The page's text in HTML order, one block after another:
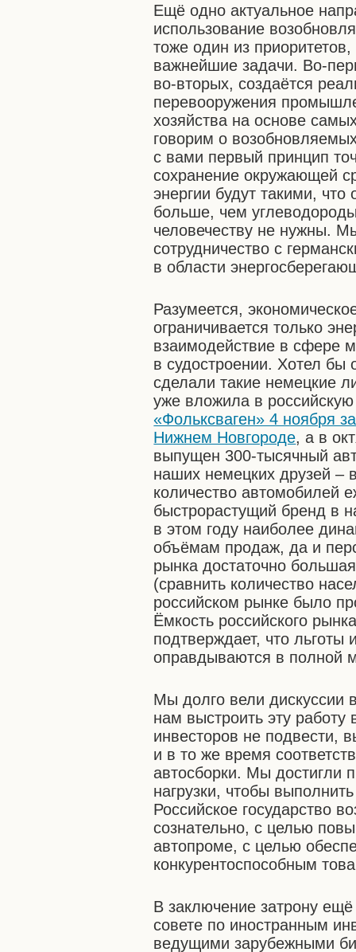
Ещё одно актуальное
использование
тоже один из
важнейшие задачи. Во-
во-вторых, создаётся
перевооружения
хозяйства на основе
говорим о
с вами первый принцип
сохранение окружающей
энергии будут такими,
больше, чем
человечеству не нужны.
сотрудничество с
в области
Разумеется,
ограничивается только
взаимодействие в сфере
в судостроении. Хотел бы
сделали такие немецкие
уже вложила в
«Фольксваген» 4 ноября
Нижнем Новгороде, а в
выпущен 300-тысячный
наших немецких друзей –
количество автомобилей
быстрорастущий бренд в
в этом году наиболее
объёмам продаж, да и
рынка достаточно
(сравнить количество
российском рынке было
Ёмкость российского
подтверждает, что
оправдываются в полной
Мы долго вели дискуссии
нам выстроить эту
инвесторов не подвести,
и в то же время
автосборки. Мы достигли
нагрузки, чтобы
Российское государство
сознательно, с целью
автопроме, с целью
конкурентоспособным
В заключение затрону
совете по иностранным
ведущими зарубежными